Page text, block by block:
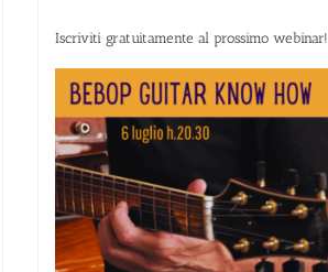
Iscriviti gratuitamente al prossimo webinar!